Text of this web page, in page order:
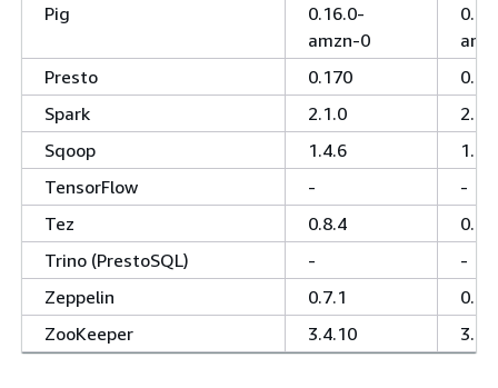
Pig
0.16.0-
amzn-0
Presto
0.170
Spark
2.1.0
2.1.0
Sqoop
1.4.6
1.4.6
TensorFlow
-
-
Tez
0.8.4
0.8.4
Trino (PrestoSQL)
-
-
Zeppelin
0.7.1
0.7.1
ZooKeeper
3.4.10